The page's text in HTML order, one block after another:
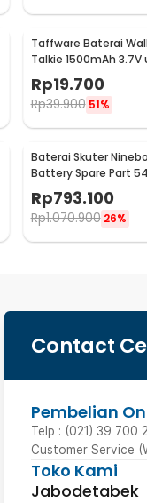
Taffware Baterai
Talkie 1500mAh 3.7V
Baofeng BF-UV3R -
Rp19.700
Rp39.900 51%
Baterai Skuter
Battery Spare Part
4900mAh
Rp793.100
Rp1.070.900 26%
Contact
Pembelian
Telp : (021) 39 700
Customer Service
Toko Kami
Jabodetabek